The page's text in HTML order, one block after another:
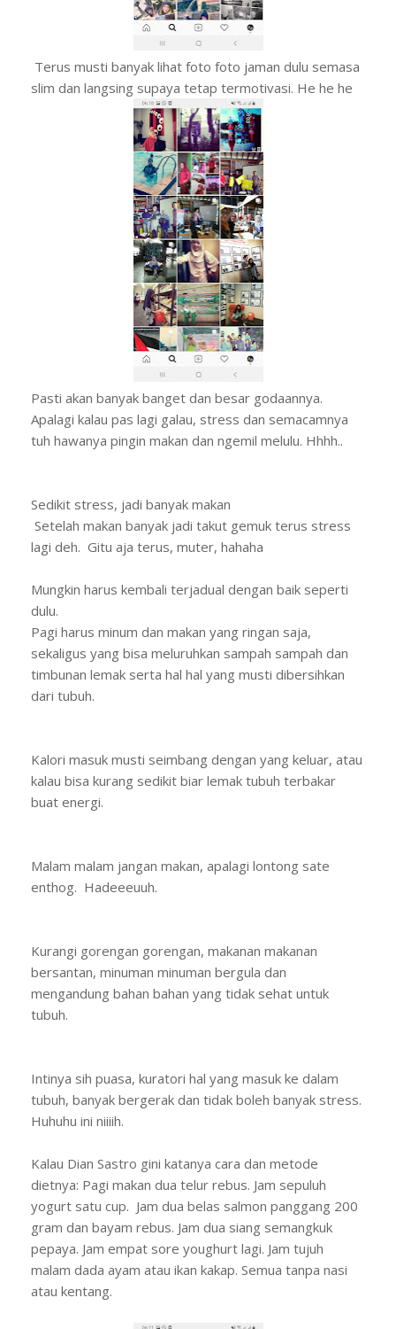
Terus musti banyak lihat foto foto jaman dulu semasa
slim dan langsing supaya tetap termotivasi. He he he
Pasti akan banyak banget dan besar godaannya.
Apalagi kalau pas lagi galau, stress dan semacamnya
tuh hawanya pingin makan dan ngemil melulu. Hhhh..
Sedikit stress, jadi banyak makan
Setelah makan banyak jadi takut gemuk terus stress
lagi deh. Gitu aja terus, muter, hahaha
Mungkin harus kembali terjadual dengan baik seperti
dulu.
Pagi harus minum dan makan yang ringan saja,
sekaligus yang bisa meluruhkan sampah sampah dan
timbunan lemak serta hal hal yang musti dibersihkan
dari tubuh.
Kalori masuk musti seimbang dengan yang keluar, atau
kalau bisa kurang sedikit biar lemak tubuh terbakar
buat energi.
Malam malam jangan makan, apalagi lontong sate
enthog. Hadeeeuuh.
Kurangi gorengan gorengan, makanan makanan
bersantan, minuman minuman bergula dan
mengandung bahan bahan yang tidak sehat untuk
tubuh.
Intinya sih puasa, kuratori hal yang masuk ke dalam
tubuh, banyak bergerak dan tidak boleh banyak stress.
Huhuhu ini niiiih.
Kalau Dian Sastro gini katanya cara dan metode
dietnya: Pagi makan dua telur rebus. Jam sepuluh
yogurt satu cup. Jam dua belas salmon panggang 200
gram dan bayam rebus. Jam dua siang semangkuk
pepaya. Jam empat sore youghurt lagi. Jam tujuh
malam dada ayam atau ikan kakap. Semua tanpa nasi
atau kentang.